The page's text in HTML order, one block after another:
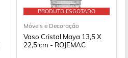
PRODUTO ESGOTADO
Móveis e Decoração
Vaso Cristal Maya 13,5 X
22,5 cm - ROJEMAC